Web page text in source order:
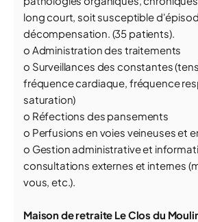
long court, soit susceptible
décompensation. (35 patients).
o Administration des traitements
o Surveillances des constantes
fréquence cardiaque, fréquence
saturation)
o Réfections des pansements
o Perfusions en voies veineuses et
o Gestion administrative et
consultations externes et internes
vous, etc.).
Maison de retraite Le Clos du